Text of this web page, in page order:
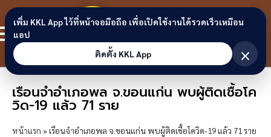
Skip to content
ขอนแก่น
ลิงก์
เรือนจำอำเภอพล จ.ขอนแก่น พบผู้ติดเชื้อโค
วิด-19 แล้ว 71 ราย
หน้าแรก »เรือนจำอำเภอพล จ.ขอนแก่น พบผู้ติดเชื้อโควิด-19 แล้ว 71 ราย
เพิ่ม KKL App ไว้ที่หน้าจอมือถือ เพื่อเปิดใช้งานได้รวดเร็วเหมือน
แอป
ติดตั้ง KKL App
×